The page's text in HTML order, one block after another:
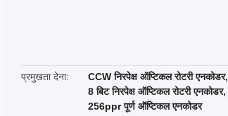
प्रमुखता देना CCW निरपेक्ष ऑप्टिकल रोटरी एनकोडर,
8 बिट निरपेक्ष ऑप्टिकल रोटरी एनकोडर,
256ppr पूर्ण ऑप्टिकल एनकोडर